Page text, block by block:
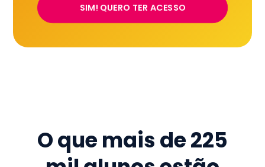
SIM! QUERO TER ACESSO
O que mais de225